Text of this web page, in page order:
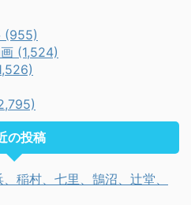
(955)
(1,524)
の投稿
村、七里、鵠沼、辻堂、